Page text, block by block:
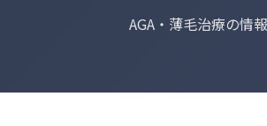
AGA・薄毛治療の情